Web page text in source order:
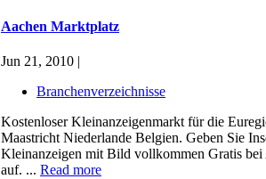
Aachen Marktplatz
Jun 21, 2010 |
Branchenverzeichnisse
Kostenloser Kleinanzeigenmarkt für die
Maastricht Niederlande Belgien. Geben Sie
Kleinanzeigen mit Bild vollkommen Gratis
auf. ... Read more